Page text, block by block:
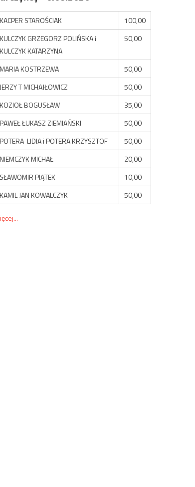
KACPER STAROŚCIAK
100,00
KULCZYK GRZEGORZ POLIŃSKA i
KULCZYK KATARZYNA
50,00
MARIA KOSTRZEWA
50,00
JERZY T MICHAJŁOWICZ
50,00
KOZIOŁ BOGUSŁAW
35,00
PAWEŁ ŁUKASZ ZIEMIAŃSKI
50,00
POTERA LIDIA i POTERA KRZYSZTOF
50,00
NIEMCZYK MICHAŁ
20,00
SŁAWOMIR PIĄTEK
10,00
KAMIL JAN KOWALCZYK
50,00